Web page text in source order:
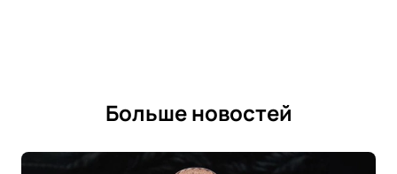
Больше новостей